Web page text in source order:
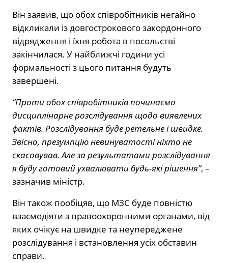
Він заявив, що обох співробітників негайно
відкликали із довгострокового закордонного
відрядження і їхня робота в посольстві
закінчилася. У найближчі години усі
формальності з цього питання будуть
завершені.
“Проти обох співробітників починаємо
дисциплінарне розслідування щодо виявлених
фактів. Розслідування буде ретельне і швидке.
Звісно, презумпцію невинуватості ніхто не
скасовував. Але за результатами розслідування
я буду готовий ухвалювати будь-які рішення”, –
зазначив міністр.
Він також пообіцяв, що МЗС буде повністю
взаємодіяти з правоохоронними органами, від
яких очікує на швидке та неупереджене
розслідування і встановлення усіх обставин
справи.